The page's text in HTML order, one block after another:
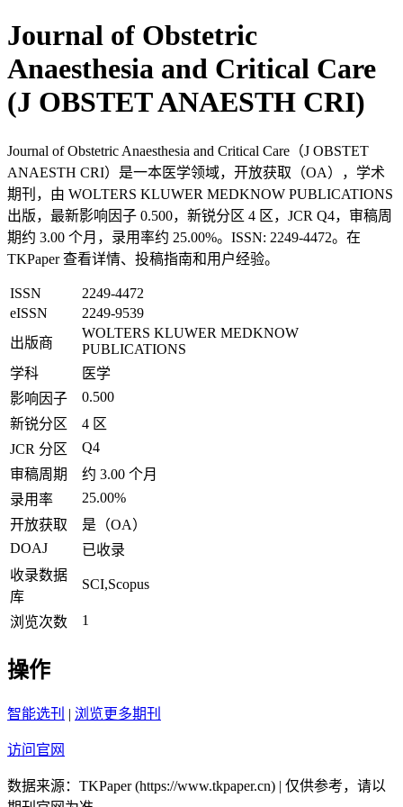
Journal of Obstetric
Anaesthesia and Critical Care
(J OBSTET ANAESTH CRI)
Journal of Obstetric Anaesthesia and Critical Care（J OBSTET
ANAESTH CRI）是一本医学领域，开放获取（OA），学术
期刊，由 WOLTERS KLUWER MEDKNOW PUBLICATIONS
出版，最新影响因子 0.500，新锐分区 4 区，JCR Q4，审稿周
期约 3.00 个月，录用率约 25.00%。ISSN: 2249-4472。在
TKPaper 查看详情、投稿指南和用户经验。
ISSN
2249-4472
eISSN
2249-9539
出版商
WOLTERS KLUWER MEDKNOW
PUBLICATIONS
学科
医学
影响因子
0.500
新锐分区
4 区
JCR 分区
Q4
审稿周期
约 3.00 个月
录用率
25.00%
开放获取
是（OA）
DOAJ
已收录
收录数据
库
SCI,Scopus
浏览次数 1
操作
智能选刊 | 浏览更多期刊
访问官网
数据来源：TKPaper (https://www.tkpaper.cn) | 仅供参考，请以